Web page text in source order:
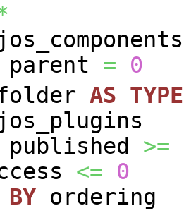
parent =
0
AS TYPE
published >=
<=
0
BY ordering